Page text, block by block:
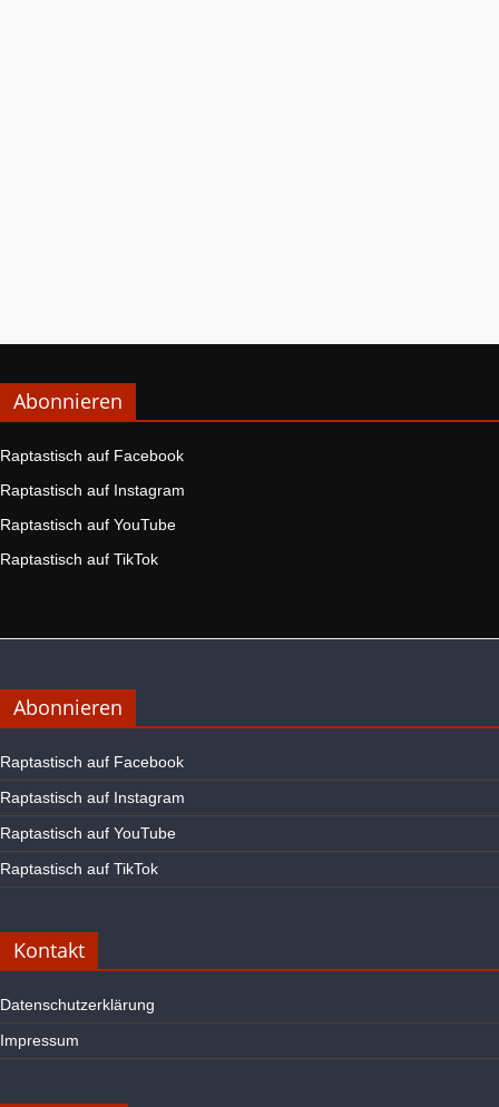
Abonnieren
Raptastisch auf Facebook
Raptastisch auf Instagram
Raptastisch auf YouTube
Raptastisch auf TikTok
Abonnieren
Raptastisch auf Facebook
Raptastisch auf Instagram
Raptastisch auf YouTube
Raptastisch auf TikTok
Kontakt
Datenschutzerklärung
Impressum